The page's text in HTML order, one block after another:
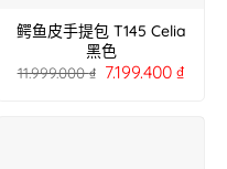
鳄鱼皮手提包 T145 Celia
黑色
11.999.000₫ 7.199.400₫